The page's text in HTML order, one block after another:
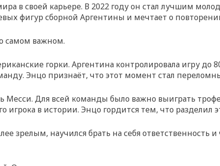
в своей карьере. В 2022 году он стал лучшим
фигур сборной Аргентины и мечтает о
самом важном.
горки. Аргентина контролировала игру до
Энцо признаёт, что этот момент стал
Месси. Для всей команды было важно выиграть
игрока в истории. Энцо гордится тем, что разделил
зрелым, научился брать на себя ответственность